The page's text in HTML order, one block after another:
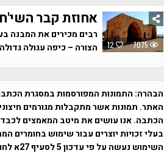
12 7075
אחוזת קבר
רבים מכירים את המבנה
הצורה – כיפה עגולה
הבהרה: התמונות המפורסמות במסגרת
האתר. תמונות אשר מתקבלות מגורמים
הכתבה. אנו עושים את מיטב המאמצים לכבד
בעלי זכויות יוצרים עבור שימוש בחומרים